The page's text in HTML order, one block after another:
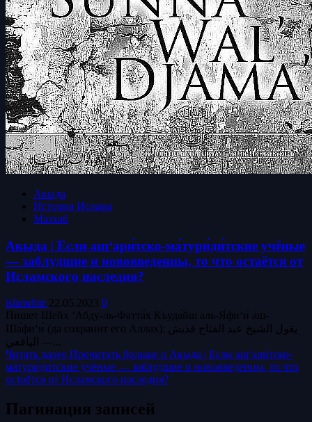
Акыда
История Ислама
Мазхаб
Акыда | Если аш‘ари́тско-ма́тури́ди́тские учёные
— заблудшие и нововведенцы, то что остаётся от
Исламского наследия?
islamdinr 22.05.2023 0
Пишет Шейх ‘Абду-ль-Фатта́х Къуда́йш аль-Я́фи‘и́ аш-
Ша́фи‘и́ (да сохранит его Аллах): يقول الشيخ عبد الفتاح قديش
اليافعي —...
Читать далее Прочитать больше о Акыда | Если аш‘ари́тско-
ма́тури́ди́тские учёные — заблудшие и нововведенцы, то что
остаётся от Исламского наследия?
Пагинация записей